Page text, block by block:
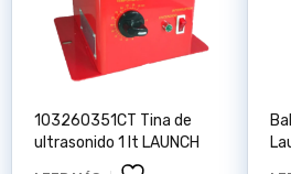
103260351CT Tina de
ultrasonido 1 lt LAUNCH